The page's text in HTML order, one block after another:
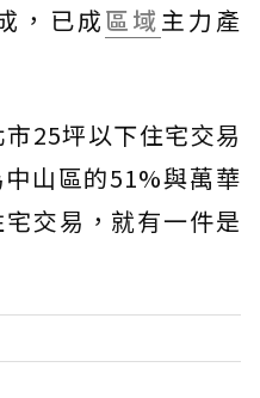
，已成區域主力產
25坪以下住宅交易
山區的51%與萬華
交易，就有一件是